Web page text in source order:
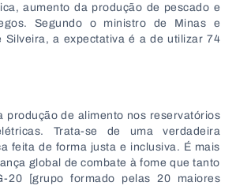
aumento da produção de pescado e
Segundo o ministro de Minas e
Silveira, a expectativa é a de utilizar 74
produção de alimento nos reservatórios
Trata-se de uma verdadeira
feita de forma justa e inclusiva. É mais
global de combate à fome que tanto
20 [grupo formado pelas 20 maiores